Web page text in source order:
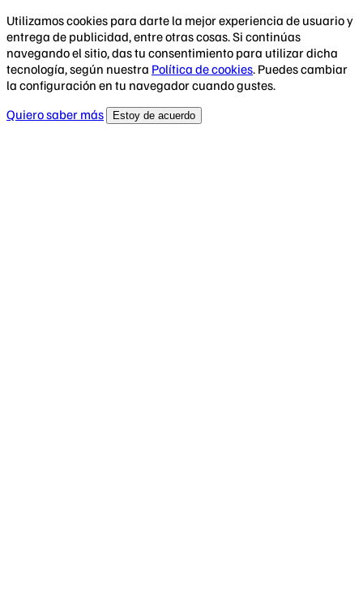
Utilizamos cookies para darte la mejor experiencia de usuario y
entrega de publicidad, entre otras cosas. Si continúas
navegando el sitio, das tu consentimiento para utilizar dicha
tecnología, según nuestra Política de cookies. Puedes cambiar
la configuración en tu navegador cuando gustes.
Quiero saber más
Estoy de acuerdo